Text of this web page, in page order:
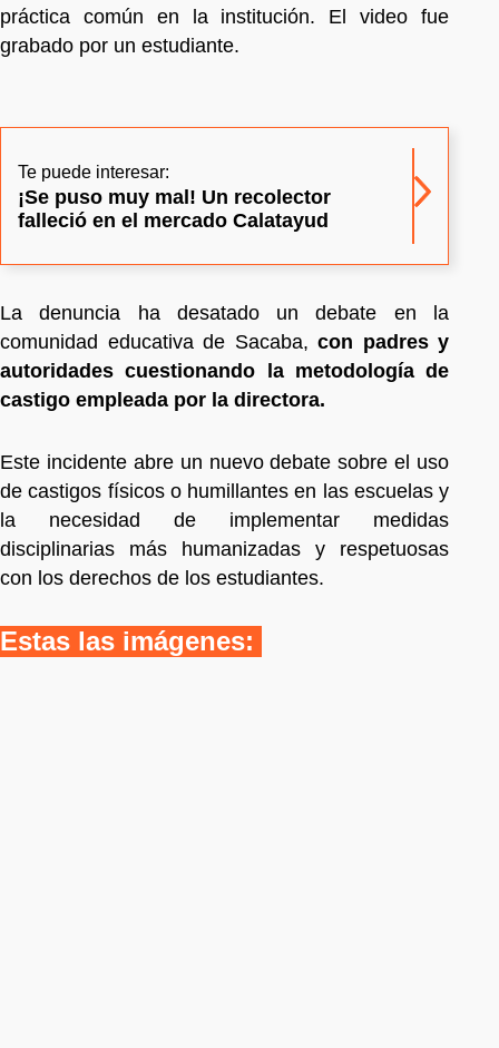
práctica común en la institución. El video fue
grabado por un estudiante.
Te puede interesar:
¡Se puso muy mal! Un recolector
falleció en el mercado Calatayud
La denuncia ha desatado un debate en la
comunidad educativa de Sacaba, con padres y
autoridades cuestionando la metodología de
castigo empleada por la directora.
Este incidente abre un nuevo debate sobre el uso
de castigos físicos o humillantes en las escuelas y
la necesidad de implementar medidas
disciplinarias más humanizadas y respetuosas
con los derechos de los estudiantes.
Estas las imágenes: